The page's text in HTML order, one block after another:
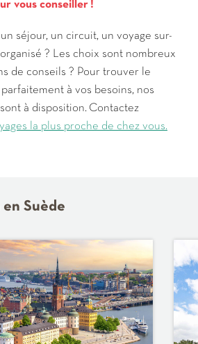
vous conseiller !
séjour, un circuit, un voyage sur-
? Les choix sont nombreux
de conseils ? Pour trouver le
à vos besoins, nos
à disposition. Contactez
la plus proche de chez vous.
Suède